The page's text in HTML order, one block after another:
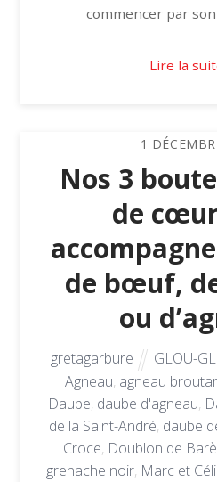
commencer par
Lire la
1
Nos 3
de
de bœuf,
ou
gretagarbure GLOU-
Agneau, agneau
Daube, daube d'agneau,
de la Saint-André, daube
Croce, Doublon de
grenache noir, Marc et